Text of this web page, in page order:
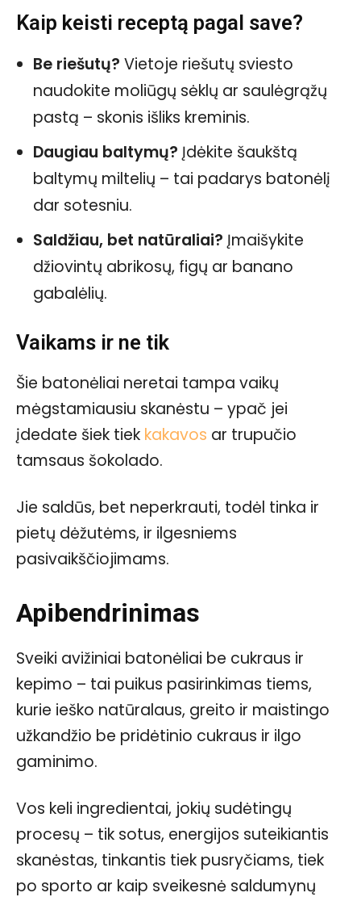
Kaip keisti receptą pagal save?
Be riešutų? Vietoje riešutų sviesto
naudokite moliūgų sėklų ar saulėgrąžų
pastą – skonis išliks kreminis.
Daugiau baltymų? Įdėkite šaukštą
baltymų miltelių – tai padarys batonėlį
dar sotesniu.
Saldžiau, bet natūraliai? Įmaišykite
džiovintų abrikosų, figų ar banano
gabalėlių.
Vaikams ir ne tik
Šie batonėliai neretai tampa vaikų
mėgstamiausiu skanėstu – ypač jei
įdedate šiek tiek kakavos ar trupučio
tamsaus šokolado.
Jie saldūs, bet neperkrauti, todėl tinka ir
pietų dėžutėms, ir ilgesniems
pasivaikščiojimams.
Apibendrinimas
Sveiki avižiniai batonėliai be cukraus ir
kepimo – tai puikus pasirinkimas tiems,
kurie ieško natūralaus, greito ir maistingo
užkandžio be pridėtinio cukraus ir ilgo
gaminimo.
Vos keli ingredientai, jokių sudėtingų
procesų – tik sotus, energijos suteikiantis
skanėstas, tinkantis tiek pusryčiams, tiek
po sporto ar kaip sveikesnė saldumynų